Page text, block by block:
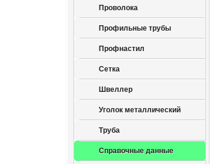
Проволока
Профильные трубы
Профнастил
Сетка
Швеллер
Уголок металлический
Труба
Справочные данные